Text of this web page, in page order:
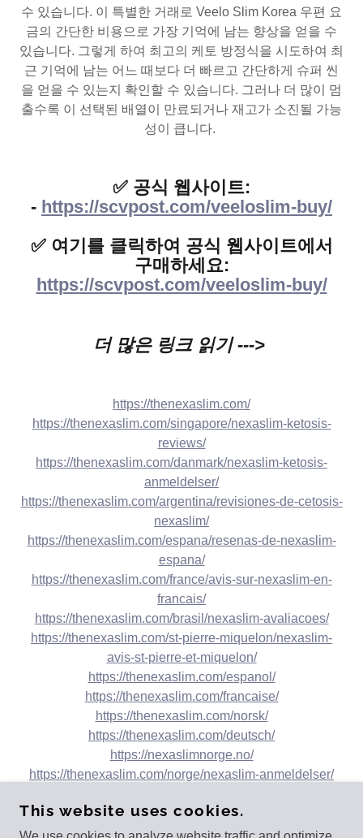
수 있습니다. 이 특별한 거래로 Veelo Slim Korea 우편 요
금의 간단한 비용으로 가장 기억에 남는 향상을 얻을 수
있습니다. 그렇게 하여 최고의 케토 방정식을 시도하여 최
근 기억에 남는 어느 때보다 더 빠르고 간단하게 슈퍼 씬
을 얻을 수 있는지 확인할 수 있습니다. 그러나 더 많이 멈
출수록 이 선택된 배열이 만료되거나 재고가 소진될 가능
성이 큽니다.
✅ 공식 웹사이트:
- https://scvpost.com/veeloslim-buy/
✅ 여기를 클릭하여 공식 웹사이트에서
구매하세요:
https://scvpost.com/veeloslim-buy/
더 많은 링크 읽기 --->
https://thenexaslim.com/
https://thenexaslim.com/singapore/nexaslim-ketosis-
reviews/
https://thenexaslim.com/danmark/nexaslim-ketosis-
anmeldelser/
https://thenexaslim.com/argentina/revisiones-de-cetosis-
nexaslim/
https://thenexaslim.com/espana/resenas-de-nexaslim-
espana/
https://thenexaslim.com/france/avis-sur-nexaslim-en-
francais/
https://thenexaslim.com/brasil/nexaslim-avaliacoes/
https://thenexaslim.com/st-pierre-miquelon/nexaslim-
avis-st-pierre-et-miquelon/
https://thenexaslim.com/espanol/
https://thenexaslim.com/francaise/
https://thenexaslim.com/norsk/
https://thenexaslim.com/deutsch/
https://nexaslimnorge.no/
https://thenexaslim.com/norge/nexaslim-anmeldelser/
This website uses cookies.